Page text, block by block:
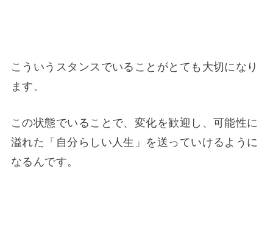
こういうスタンスでいることがとても大切になり
ます。
この状態でいることで、変化を歓迎し、可能性に
溢れた「自分らしい人生」を送っていけるように
なるんです。